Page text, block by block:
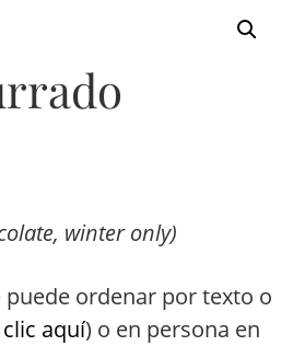
winter only)
puede ordenar por texto o
aquí) o en persona en